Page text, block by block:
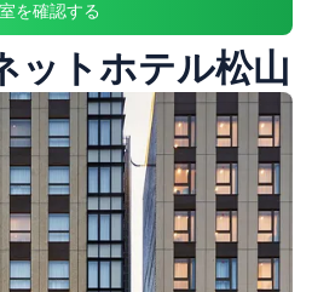
を確認する
ットホテル松山